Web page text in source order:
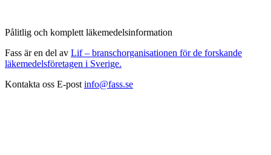
Pålitlig och komplett läkemedelsinformation
Fass är en del av Lif – branschorganisationen för de forskande
läkemedelsföretagen i Sverige.
Kontakta oss E-post info@fass.se